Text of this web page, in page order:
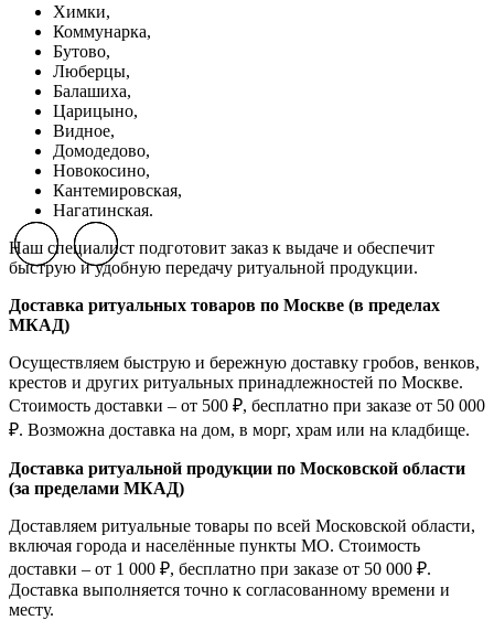
Химки,
Коммунарка,
Бутово,
Люберцы,
Балашиха,
Царицыно,
Видное,
Домодедово,
Новокосино,
Кантемировская,
Нагатинская.
Наш специалист подготовит заказ к выдаче и обеспечит
быструю и удобную передачу ритуальной продукции.
Доставка ритуальных товаров по Москве (в пределах
МКАД)
Осуществляем быструю и бережную доставку гробов, венков,
крестов и других ритуальных принадлежностей по Москве.
Стоимость доставки – от 500 ₽, бесплатно при заказе от 50 000
₽. Возможна доставка на дом, в морг, храм или на кладбище.
Доставка ритуальной продукции по Московской области
(за пределами МКАД)
Доставляем ритуальные товары по всей Московской области,
включая города и населённые пункты МО. Стоимость
доставки – от 1 000 ₽, бесплатно при заказе от 50 000 ₽.
Доставка выполняется точно к согласованному времени и
месту.
Previous slideNext slide
Previous slideNext slide
Previous slideNext slide